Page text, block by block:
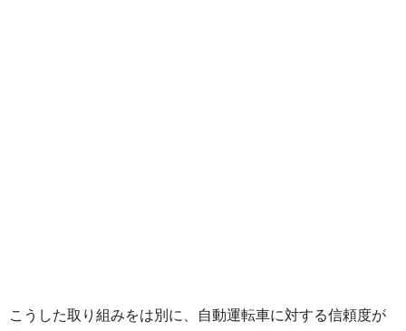
こうした取り組みをは別に、自動運転車に対する信頼度が